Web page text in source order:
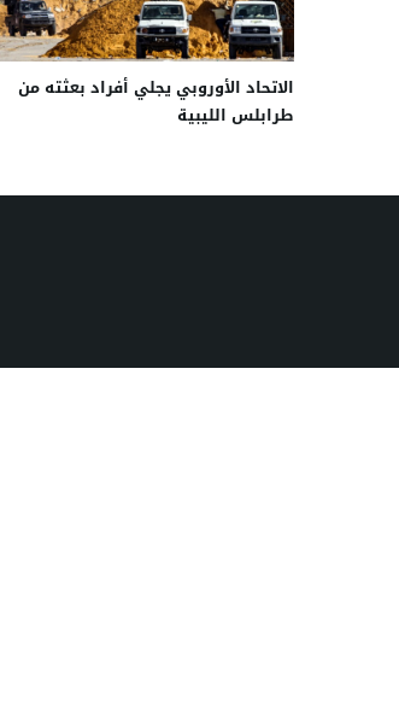
الاتحاد الأوروبي يجلي أفراد بعثته من
طرابلس الليبية